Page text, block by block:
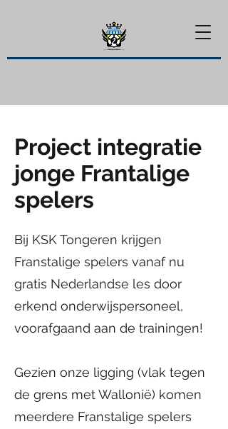
Project integratie
jonge Frantalige
spelers
Bij KSK Tongeren krijgen
Franstalige spelers vanaf nu
gratis Nederlandse les door
erkend onderwijspersoneel,
voorafgaand aan de trainingen!
Gezien onze ligging (vlak tegen
de grens met Wallonië) komen
meerdere Franstalige spelers